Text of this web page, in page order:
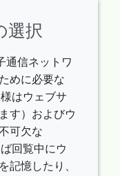
SC）で
選択
通信ネットワ
めに必要な
はウェブサ
す）およびウ
可欠な
回覧中にウ
記憶したり、